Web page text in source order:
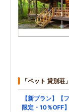
「ペット 貸別
【新プラン】【
限定・10％OFF